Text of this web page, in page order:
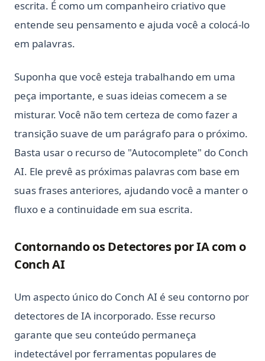
escrita. É como um companheiro criativo que
entende seu pensamento e ajuda você a colocá-lo
em palavras.
Suponha que você esteja trabalhando em uma
peça importante, e suas ideias comecem a se
misturar. Você não tem certeza de como fazer a
transição suave de um parágrafo para o próximo.
Basta usar o recurso de "Autocomplete" do Conch
AI. Ele prevê as próximas palavras com base em
suas frases anteriores, ajudando você a manter o
fluxo e a continuidade em sua escrita.
Contornando os Detectores por IA com o
Conch AI
Um aspecto único do Conch AI é seu contorno por
detectores de IA incorporado. Esse recurso
garante que seu conteúdo permaneça
indetectável por ferramentas populares de